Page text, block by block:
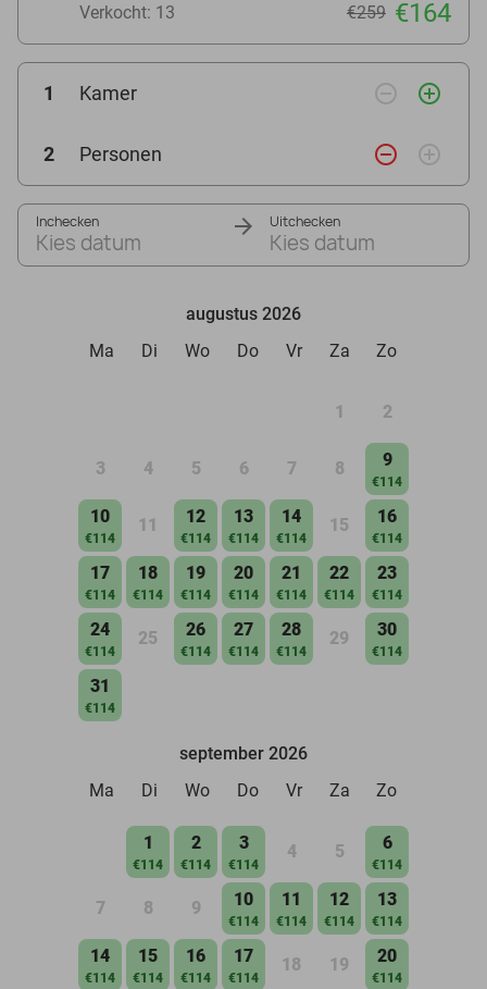
Verkocht: 13 €259 €164
1 Kamer remove_circle_outline add_circle_outline
2 Personen remove_circle_outline add_circle_outline
Inchecken
Kies datum
Uitchecken
Kies datum
augustus 2026
Ma
Di Wo Do Vr Za Zo
1 2
3 4 5 6 7 8 9
€114
10
€114
11 12
€114
13
€114
14
€114
15 16
€114
17
€114
18
€114
19
€114
20
€114
21
€114
22
€114
23
€114
24
€114
25 26
€114
27
€114
28
€114
29 30
€114
31
€114
september 2026
Ma
Di Wo Do Vr Za Zo
1
€114
2
€114
3
€114
4 5 6
€114
7 8 9 10
€114
11
€114
12
€114
13
€114
14
€114
15
€114
16
€114
17
€114
18 19 20
€114